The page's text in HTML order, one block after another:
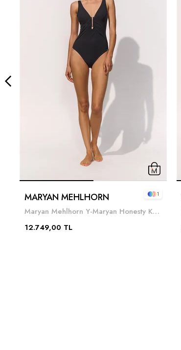
MARYAN MEHLHORN
Maryan Mehlhorn Y-Maryan Honesty Kadın Mayo Siyah
12.749,00 TL
1